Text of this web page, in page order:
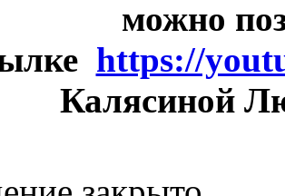
можно
https://
Калясиной